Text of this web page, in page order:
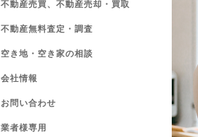
不動産売買、不動産売却・買取
不動産無料査定・調査
空き地・空き家の相談
会社情報
お問い合わせ
業者様専用